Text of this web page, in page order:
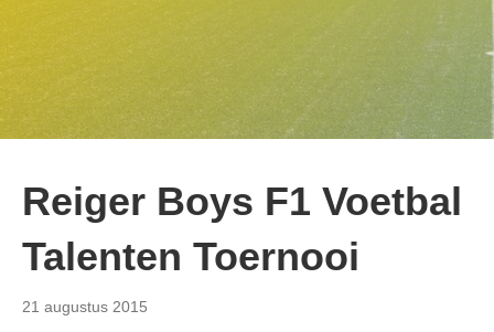
Reiger Boys F1 Voetbal
Talenten Toernooi
21 augustus 2015